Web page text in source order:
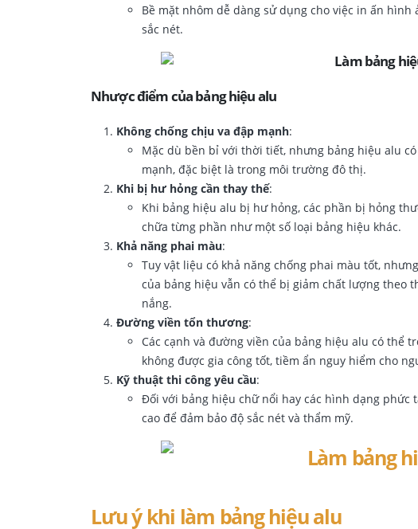
Bề mặt nhôm dễ dàng sử dụng cho việc in ấn
sắc nét.
Nhược điểm của bảng hiệu alu
Không chống chịu va đập mạnh:
Mặc dù bền bỉ với thời tiết, nhưng bảng hiệu alu
mạnh, đặc biệt là trong môi trường đô thị.
Khi bị hư hỏng cần thay thế:
Khi bảng hiệu alu bị hư hỏng, các phần bị hỏng
chữa từng phần như một số loại bảng hiệu khác.
Khả năng phai màu:
Tuy vật liệu có khả năng chống phai màu tốt,
của bảng hiệu vẫn có thể bị giảm chất lượng theo
nắng.
Đường viền tổn thương:
Các cạnh và đường viền của bảng hiệu alu có thể
không được gia công tốt, tiềm ẩn nguy hiểm cho
Kỹ thuật thi công yêu cầu:
Đối với bảng hiệu chữ nổi hay các hình dạng phức
cao để đảm bảo độ sắc nét và thẩm mỹ.
Lưu ý khi làm bảng hiệu alu